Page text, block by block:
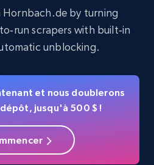
information
Region, About,
Essai gratuit
information -
by turning
scrapers with built‑in
unblocking.
et nous doublerons
jusqu'à 500 $ !